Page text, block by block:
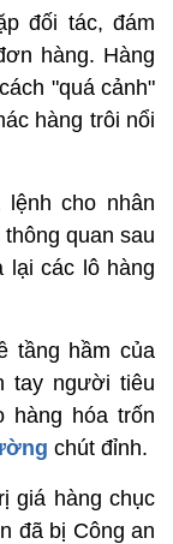
đối tác, đám
hàng. Hàng
"quá cảnh"
hàng trôi nổi
cho nhân
quan sau
lại các lô hàng
tầng hầm của
tay người tiêu
hàng hóa trốn
chút đỉnh.
giá hàng chục
đã bị Công an